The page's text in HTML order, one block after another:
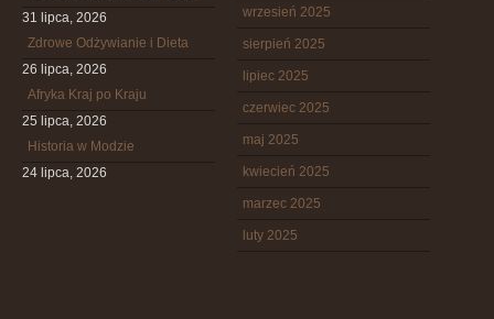
31 lipca, 2026
Zdrowe Odżywianie i Dieta
26 lipca, 2026
Afryka Kraj po Kraju
25 lipca, 2026
Historia w Modzie
24 lipca, 2026
wrzesień 2025
sierpień 2025
lipiec 2025
czerwiec 2025
maj 2025
kwiecień 2025
marzec 2025
luty 2025